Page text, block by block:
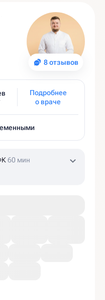
8 отзывов
Подробнее
о враче
60 мин